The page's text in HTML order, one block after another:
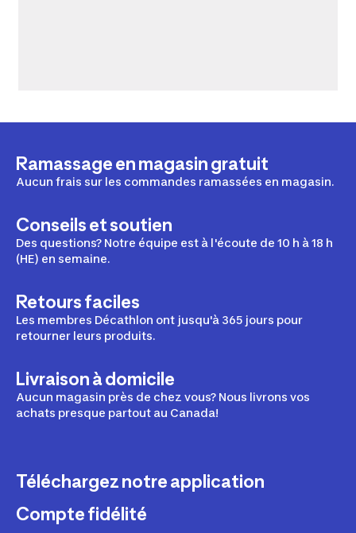
Ramassage en magasin gratuit
Aucun frais sur les commandes ramassées en magasin.
Conseils et soutien
Des questions? Notre équipe est à l'écoute de 10 h à 18 h
(HE) en semaine.
Retours faciles
Les membres Décathlon ont jusqu'à 365 jours pour
retourner leurs produits.
Livraison à domicile
Aucun magasin près de chez vous? Nous livrons vos
achats presque partout au Canada!
Téléchargez notre application
Compte fidélité